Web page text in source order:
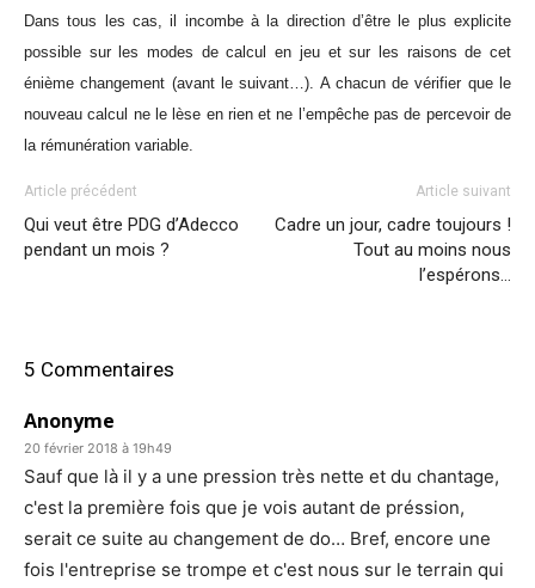
Dans tous les cas, il incombe à la direction d’être le plus explicite
possible sur les modes de calcul en jeu et sur les raisons de cet
énième changement (avant le suivant…). A chacun de vérifier que le
nouveau calcul ne le lèse en rien et ne l’empêche pas de percevoir de
la rémunération variable.
Article précédent
Qui veut être PDG d’Adecco
pendant un mois ?
Article suivant
Cadre un jour, cadre toujours !
Tout au moins nous
l’espérons…
5 Commentaires
Anonyme
20 février 2018 à 19h49
Sauf que là il y a une pression très nette et du chantage,
c'est la première fois que je vois autant de préssion,
serait ce suite au changement de do… Bref, encore une
fois l'entreprise se trompe et c'est nous sur le terrain qui